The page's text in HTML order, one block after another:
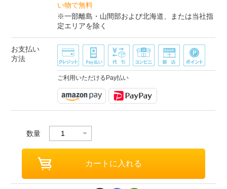
い物で無料
※一部離島・山間部および北海道、または当社指
定エリアを除く
お支払い
方法
ご利用いただけるPay払い
数量